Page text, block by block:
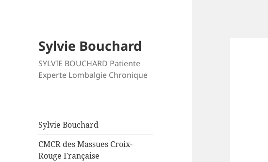
Sylvie Bouchard
SYLVIE BOUCHARD Patiente
Experte Lombalgie Chronique
Sylvie Bouchard
CMCR des Massues Croix-
Rouge Française